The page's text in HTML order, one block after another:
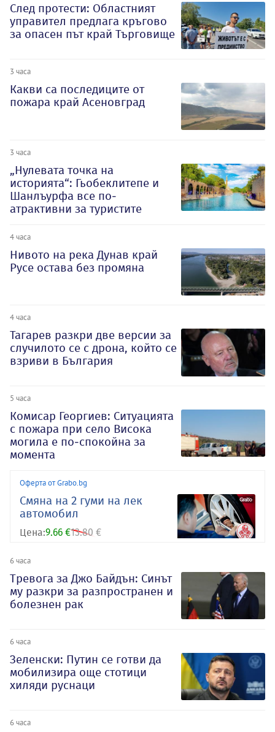
След протести: Областният
управител предлага кръгово
за опасен път край Търговище
3 часа
Какви са последиците от
пожара край Асеновград
3 часа
„Нулевата точка на
историята“: Гьобеклитепе и
Шанлъурфа все по-
атрактивни за туристите
4 часа
Нивото на река Дунав край
Русе остава без промяна
4 часа
Тагарев разкри две версии за
случилото се с дрона, който се
взриви в България
5 часа
Комисар Георгиев: Ситуацията
с пожара при село Висока
могила е по-спокойна за
момента
Оферта от Grabo.bg
Смяна на 2 гуми на лек
автомобил
Цена:9.66 €13.80 €
6 часа
Тревога за Джо Байдън: Синът
му разкри за разпространен и
болезнен рак
6 часа
Зеленски: Путин се готви да
мобилизира още стотици
хиляди руснаци
6 часа